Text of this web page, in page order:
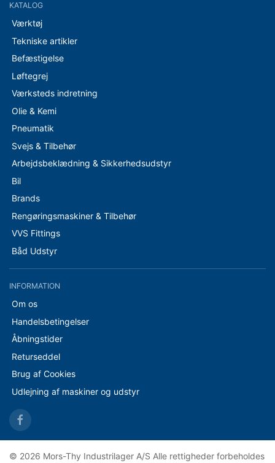
KATALOG
Værktøj
Tekniske artikler
Befæstigelse
Løftegrej
Værksteds indretning
Olie & Kemi
Pneumatik
Svejs & Tilbehør
Arbejdsbeklædning & Sikkerhedsudstyr
Bil
Brands
Rengøringsmaskiner & Tilbehør
VVS Fittings
Båd Udstyr
INFORMATION
Om os
Handelsbetingelser
Åbningstider
Returseddel
Brug af Cookies
Udlejning af maskiner og udstyr
© 2026 Mors-Thy Industrilager A/S Alle rettigheder forbeholdes